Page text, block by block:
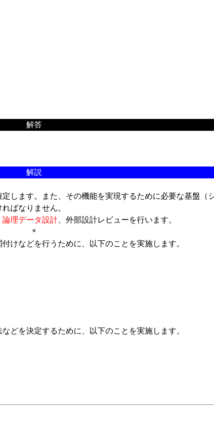
解答
解説
します。また、その機能を実現するために必要な基盤（
ばなりません。
論理データ設計 、外部設計レビューを行います。
＊
けなどを行うために、以下のことを実施します。
どを決定するために、以下のことを実施します。